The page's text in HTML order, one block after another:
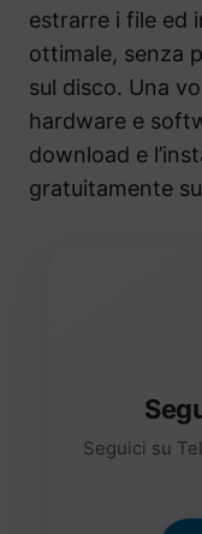
estrarre i file ed
ottimale, senza
sul disco. Una
hardware e
download e
gratuitamente
Seguici su